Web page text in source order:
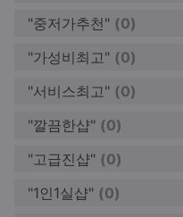
"중저가추천" (0)
"가성비최고" (0)
"서비스최고" (0)
"깔끔한샵" (0)
"고급진샵" (0)
"1인1실샵" (0)